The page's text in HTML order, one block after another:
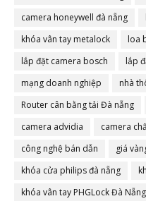
camera honeywell đà nẵng
khóa vân tay metalock
loa
lắp đặt camera bosch
lắp
mạng doanh nghiệp
nhà
Router cân bằng tải Đà nẵng
camera advidia
camera
công nghệ bán dẫn
giá
khóa cửa philips đà nẵng
khóa vân tay PHGLock Đà Nẵng